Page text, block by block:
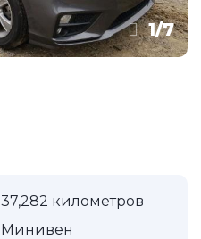
1/7
37,282 километров
Минивен